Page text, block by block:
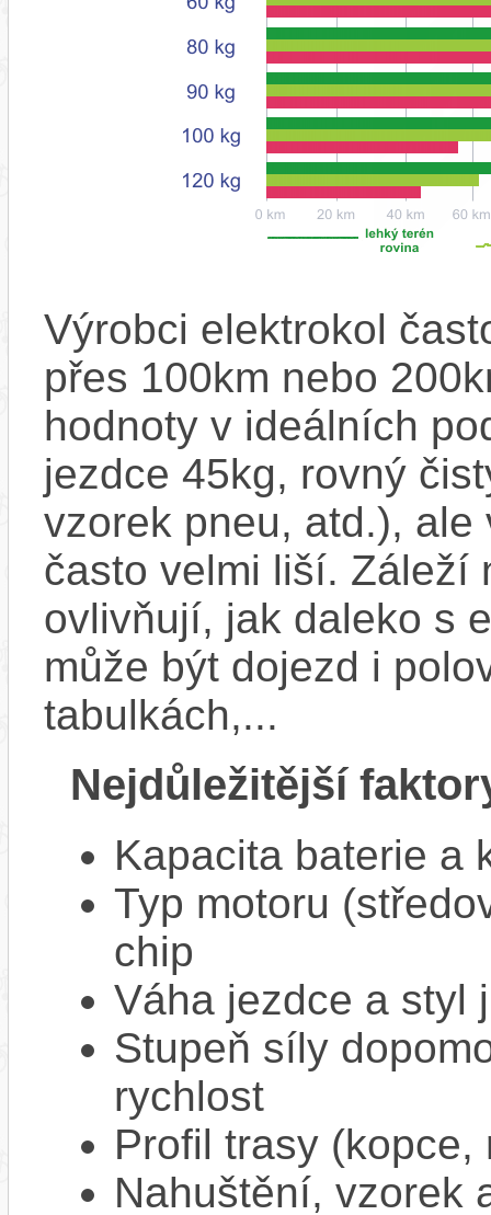
Výrobci elektrokol
přes 100km nebo
hodnoty v ideálních
jezdce 45kg, rovný
vzorek pneu, atd.),
často velmi liší. Záleží
ovlivňují, jak daleko s
může být dojezd i
tabulkách,...
Nejdůležitější
Kapacita baterie a
Typ motoru
chip
Váha jezdce a styl
Stupeň síly
rychlost
Profil trasy
Nahuštění, vzorek